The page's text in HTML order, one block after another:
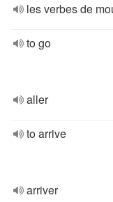
les verbes de
to go
aller
to arrive
arriver